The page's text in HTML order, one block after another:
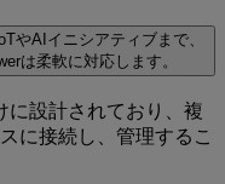
やAIイニシアティブまで、
は柔軟に対応します。
に設計されており、複
に接続し、管理するこ